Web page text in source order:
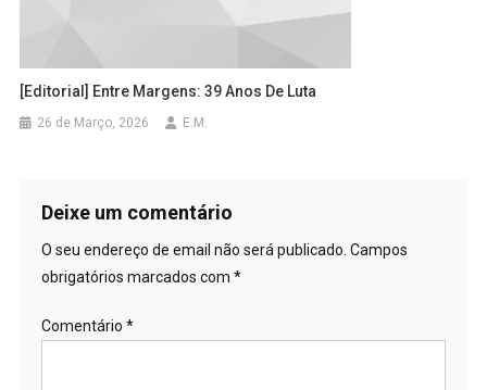
[Editorial] Entre Margens: 39 Anos De Luta
26 de Março, 2026 E.M.
Deixe um comentário
O seu endereço de email não será publicado. Campos
obrigatórios marcados com *
Comentário *